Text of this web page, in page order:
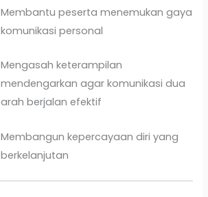
Membantu peserta menemukan gaya
komunikasi personal
Mengasah keterampilan
mendengarkan agar komunikasi dua
arah berjalan efektif
Membangun kepercayaan diri yang
berkelanjutan